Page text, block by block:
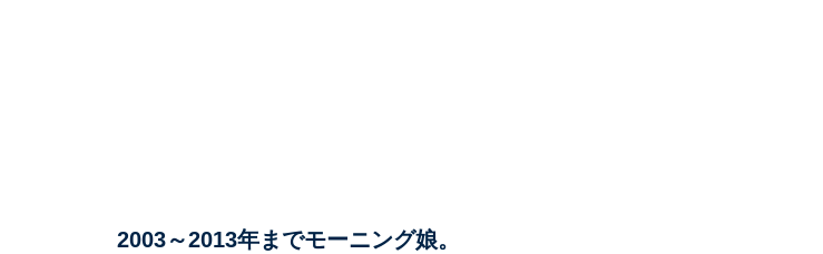
2003～2013年までモーニング娘。